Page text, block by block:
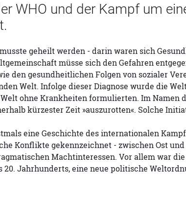
WHO und der Kampf um
geheilt werden - darin waren sich
müsse sich den Gefahren
den gesundheitlichen Folgen von sozialer
Welt. Infolge dieser Diagnose wurde die
ohne Krankheiten formulierten. Im Namen
kürzester Zeit »auszurotten«. Solche
eine Geschichte des internationalen
Konflikte gekennzeichnet - zwischen Ost
Machtinteressen. Vor allem war
Jahrhunderts, eine neue politische